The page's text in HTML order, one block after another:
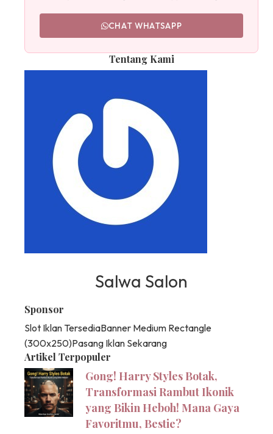
CHAT WHATSAPP
Tentang Kami
Salwa Salon
Sponsor
Slot Iklan TersediaBanner Medium Rectangle
(300x250)Pasang Iklan Sekarang
Artikel Terpopuler
Gong! Harry Styles Botak,
Transformasi Rambut Ikonik
yang Bikin Heboh! Mana Gaya
Favoritmu, Bestie?